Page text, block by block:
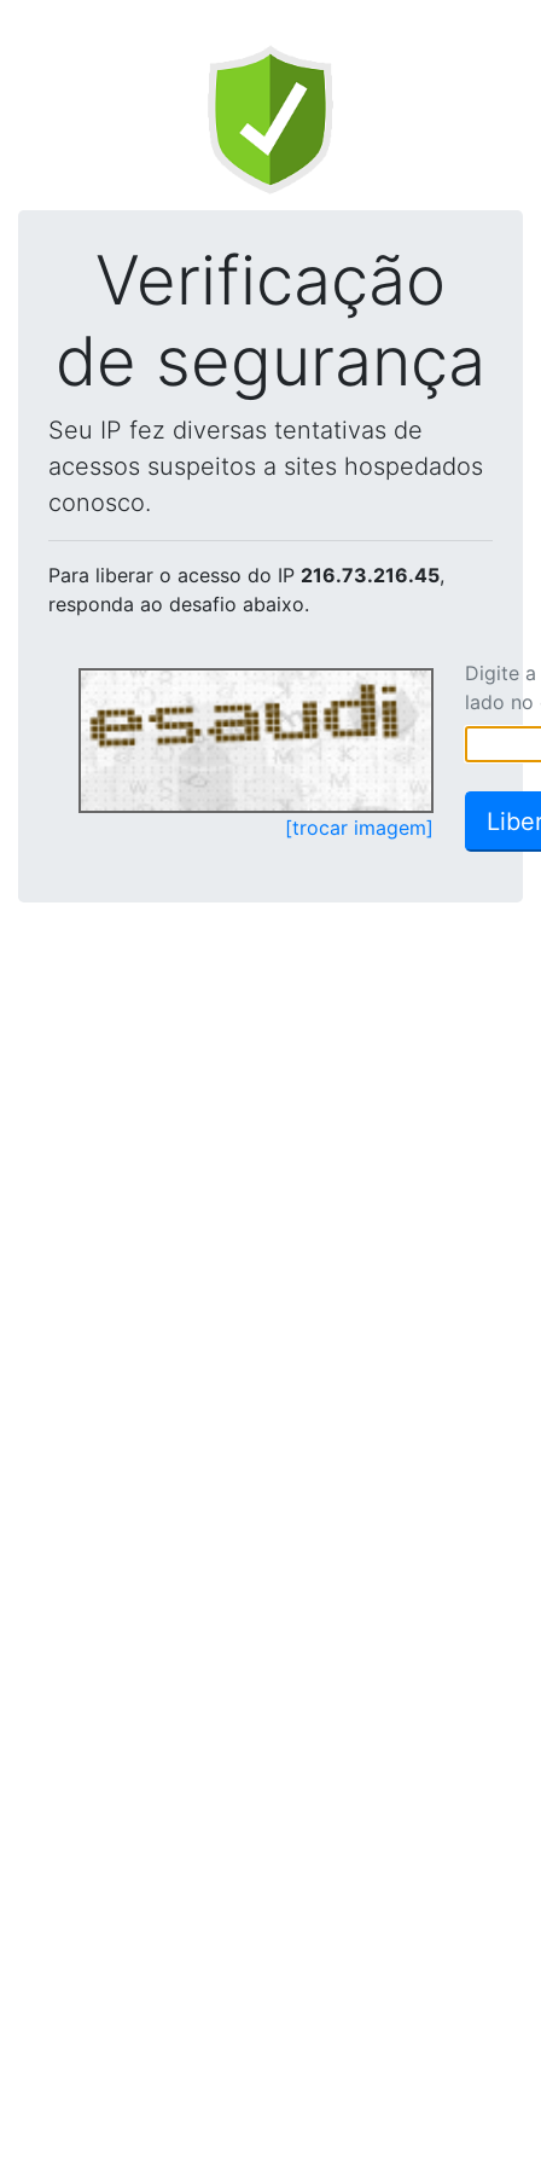
Verificação
de segurança
Seu IP fez diversas tentativas de
acessos suspeitos a sites hospedados
conosco.
Para liberar o acesso do IP 216.73.216.45,
responda ao desafio abaixo.
[trocar imagem]
Digite
lado no